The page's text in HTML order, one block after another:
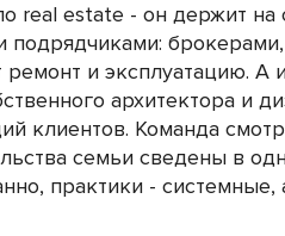
real estate - он держит на
подрядчиками:
ремонт и эксплуатацию.
архитектора и
клиентов. Команда
семьи сведены в
практики - системные,